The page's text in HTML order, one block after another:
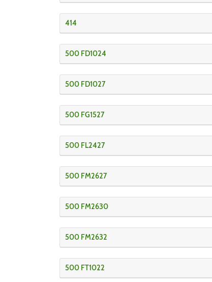
414
500 FD1024
500 FD1027
500 FG1527
500 FL2427
500 FM2627
500 FM2630
500 FM2632
500 FT1022